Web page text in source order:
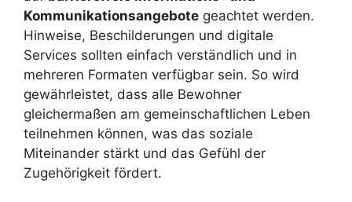
Kommunikationsangebote geachtet werden.
Hinweise, Beschilderungen und digitale
Services sollten einfach verständlich und in
mehreren Formaten verfügbar sein. So wird
gewährleistet, dass alle Bewohner
gleichermaßen am gemeinschaftlichen Leben
teilnehmen können, was das soziale
Miteinander stärkt und das Gefühl der
Zugehörigkeit fördert.